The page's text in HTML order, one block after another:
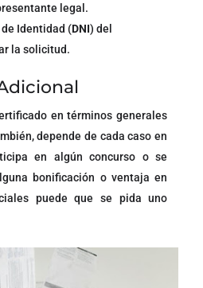
legal.
Identidad (DNI) del
la solicitud.
en términos generales
depende de cada caso en
en algún concurso o se
bonificación o ventaja en
puede que se pida uno